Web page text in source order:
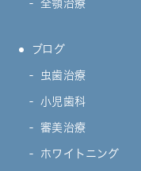
全顎治療
ブログ
虫歯治療
小児歯科
審美治療
ホワイトニング